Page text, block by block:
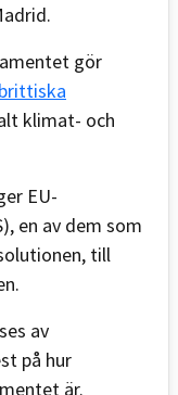
gör
klimat- och
EU-
en av dem som
till
av
på hur
är.